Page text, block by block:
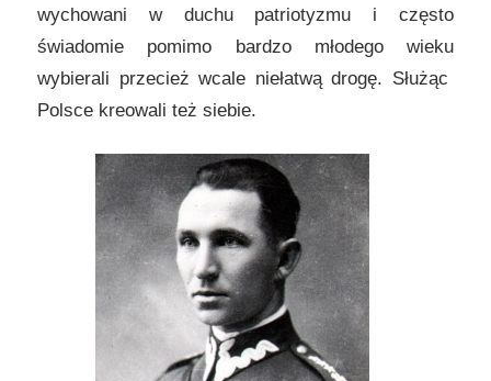
wychowani w duchu patriotyzmu i często
świadomie pomimo bardzo młodego wieku
wybierali przecież wcale niełatwą drogę. Służąc
Polsce kreowali też siebie.